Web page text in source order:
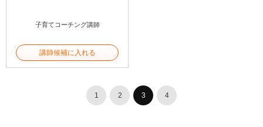
子育てコーチング講師
講師候補に入れる
1 2 3 4